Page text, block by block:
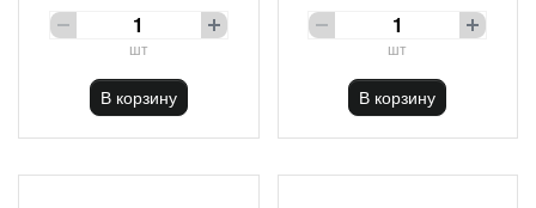
шт
В корзину
шт
В корзину